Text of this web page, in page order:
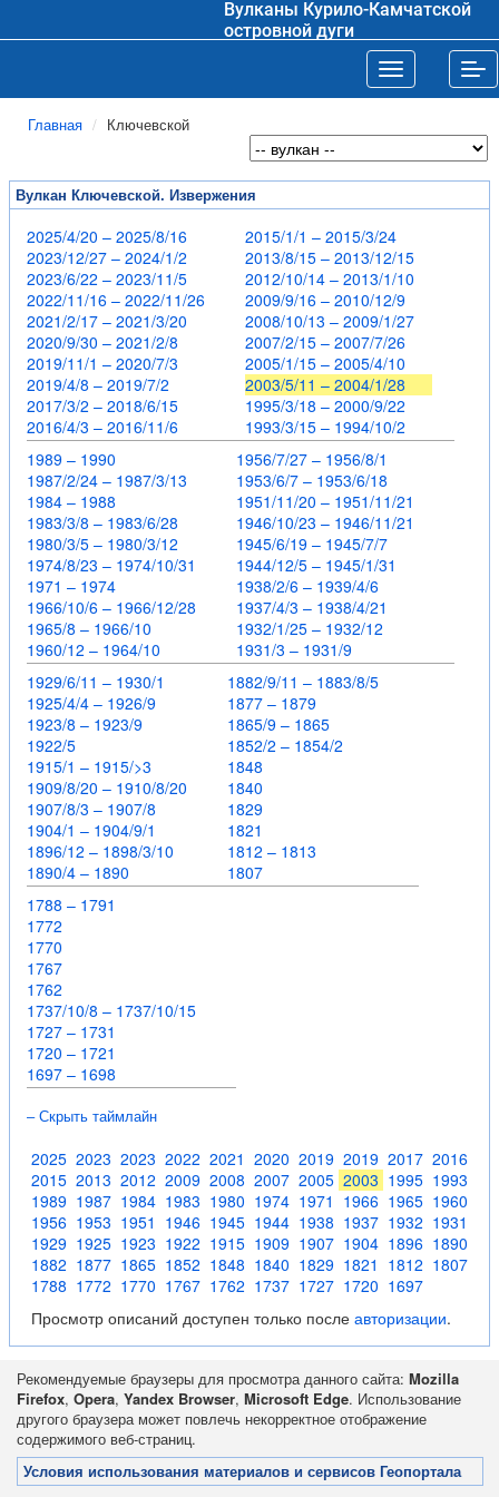
Вулканы Курило-Камчатской
островной дуги
Toggle
Главная Ключевской
Вулкан Ключевской. Извержения
2025/4/20 – 2025/8/16
2023/12/27 – 2024/1/2
2023/6/22 – 2023/11/5
2022/11/16 – 2022/11/26
2021/2/17 – 2021/3/20
2020/9/30 – 2021/2/8
2019/11/1 – 2020/7/3
2019/4/8 – 2019/7/2
2017/3/2 – 2018/6/15
2016/4/3 – 2016/11/6
2015/1/1 – 2015/3/24
2013/8/15 – 2013/12/15
2012/10/14 – 2013/1/10
2009/9/16 – 2010/12/9
2008/10/13 – 2009/1/27
2007/2/15 – 2007/7/26
2005/1/15 – 2005/4/10
2003/5/11 – 2004/1/28
1995/3/18 – 2000/9/22
1993/3/15 – 1994/10/2
1989 – 1990
1987/2/24 – 1987/3/13
1984 – 1988
1983/3/8 – 1983/6/28
1980/3/5 – 1980/3/12
1974/8/23 – 1974/10/31
1971 – 1974
1966/10/6 – 1966/12/28
1965/8 – 1966/10
1960/12 – 1964/10
1956/7/27 – 1956/8/1
1953/6/7 – 1953/6/18
1951/11/20 – 1951/11/21
1946/10/23 – 1946/11/21
1945/6/19 – 1945/7/7
1944/12/5 – 1945/1/31
1938/2/6 – 1939/4/6
1937/4/3 – 1938/4/21
1932/1/25 – 1932/12
1931/3 – 1931/9
1929/6/11 – 1930/1
1925/4/4 – 1926/9
1923/8 – 1923/9
1922/5
1915/1 – 1915/>3
1909/8/20 – 1910/8/20
1907/8/3 – 1907/8
1904/1 – 1904/9/1
1896/12 – 1898/3/10
1890/4 – 1890
1882/9/11 – 1883/8/5
1877 – 1879
1865/9 – 1865
1852/2 – 1854/2
1848
1840
1829
1821
1812 – 1813
1807
1788 – 1791
1772
1770
1767
1762
1737/10/8 – 1737/10/15
1727 – 1731
1720 – 1721
1697 – 1698
– Скрыть таймлайн
2025 2023 2023 2022 2021 2020 2019 2019 2017 2016
2015 2013 2012 2009 2008 2007 2005 2003 1995 1993
1989 1987 1984 1983 1980 1974 1971 1966 1965 1960
1956 1953 1951 1946 1945 1944 1938 1937 1932 1931
1929 1925 1923 1922 1915 1909 1907 1904 1896 1890
1882 1877 1865 1852 1848 1840 1829 1821 1812 1807
1788 1772 1770 1767 1762 1737 1727 1720 1697
Просмотр описаний доступен только после авторизации.
Рекомендуемые браузеры для просмотра данного сайта: Mozilla
Firefox, Opera, Yandex Browser, Microsoft Edge. Использование
другого браузера может повлечь некорректное отображение
содержимого веб-страниц.
Условия использования материалов и сервисов Геопортала